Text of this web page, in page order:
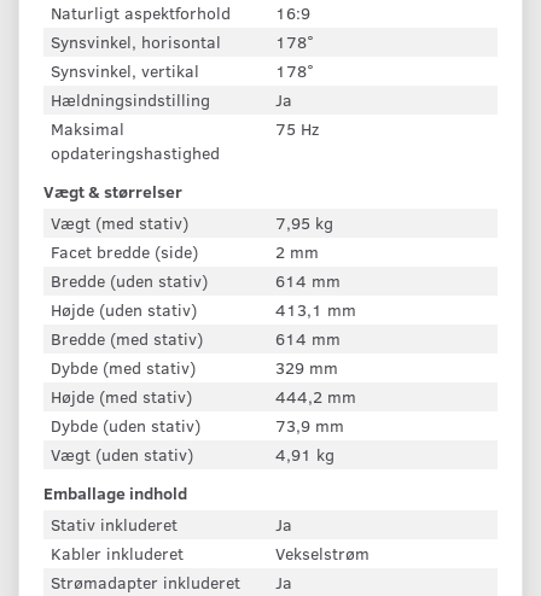
Naturligt aspektforhold
16:9
Synsvinkel, horisontal
178°
Synsvinkel, vertikal
178°
Hældningsindstilling
Ja
Maksimal
opdateringshastighed
75 Hz
Vægt & størrelser
Vægt (med stativ)
7,95 kg
Facet bredde (side)
2 mm
Bredde (uden stativ)
614 mm
Højde (uden stativ)
413,1 mm
Bredde (med stativ)
614 mm
Dybde (med stativ)
329 mm
Højde (med stativ)
444,2 mm
Dybde (uden stativ)
73,9 mm
Vægt (uden stativ)
4,91 kg
Emballage indhold
Stativ inkluderet
Ja
Kabler inkluderet
Vekselstrøm
Strømadapter inkluderet
Ja